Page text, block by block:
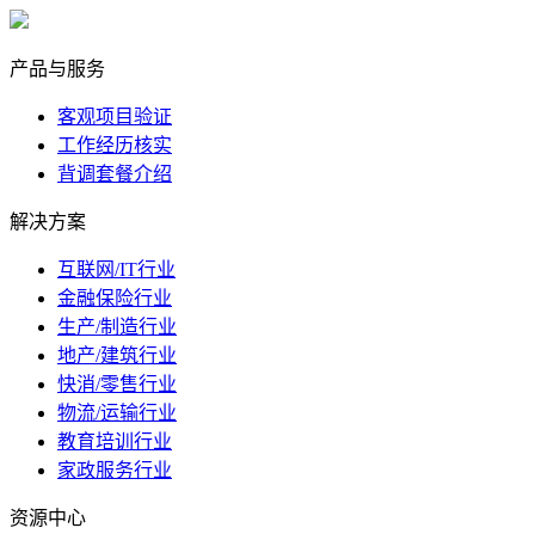
产品与服务
客观项目验证
工作经历核实
背调套餐介绍
解决方案
互联网/IT行业
金融保险行业
生产/制造行业
地产/建筑行业
快消/零售行业
物流/运输行业
教育培训行业
家政服务行业
资源中心